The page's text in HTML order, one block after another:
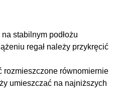
stabilnym podłożu
regał należy przykręcić
rozmieszczone równomiernie
umieszczać na najniższych